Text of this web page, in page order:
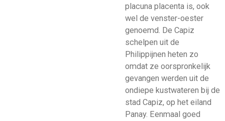
placuna placenta is, ook
wel de venster-oester
genoemd. De Capiz
schelpen uit de
Philippijnen heten zo
omdat ze oorspronkelijk
gevangen werden uit de
ondiepe kustwateren bij de
stad Capiz, op het eiland
Panay. Eenmaal goed